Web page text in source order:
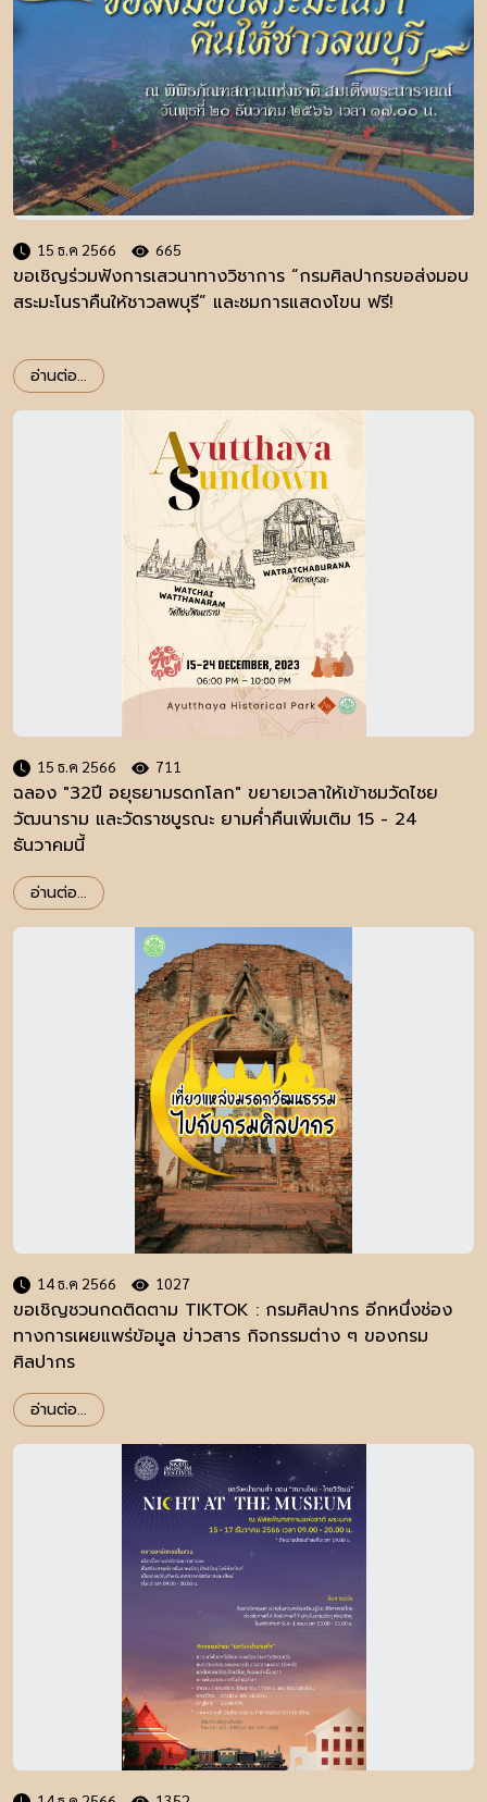
15 ธ.ค 2566 665
ขอเชิญร่วมฟังการเสวนาทางวิชาการ “กรมศิลปากรขอส่งมอบ
สระมะโนราคืนให้ชาวลพบุรี” และชมการแสดงโขน ฟรี!
อ่านต่อ...
15 ธ.ค 2566 711
ฉลอง "32ปี อยุธยามรดกโลก" ขยายเวลาให้เข้าชมวัดไชย
วัฒนาราม และวัดราชบูรณะ ยามค่ำคืนเพิ่มเติม 15 - 24
ธันวาคมนี้
อ่านต่อ...
14 ธ.ค 2566 1027
ขอเชิญชวนกดติดตาม TIKTOK : กรมศิลปากร อีกหนึ่งช่อง
ทางการเผยแพร่ข้อมูล ข่าวสาร กิจกรรมต่าง ๆ ของกรม
ศิลปากร
อ่านต่อ...